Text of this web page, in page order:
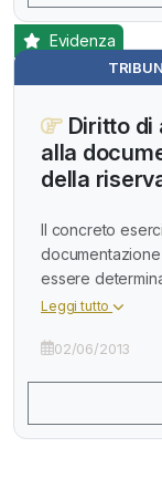
Evidenza
Diritto di
alla
della
Il concreto
essere
Leggi tutto
02/06/2013